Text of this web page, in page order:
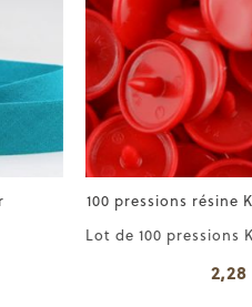
100 pressions résine
Lot de 100 pressions
2,28